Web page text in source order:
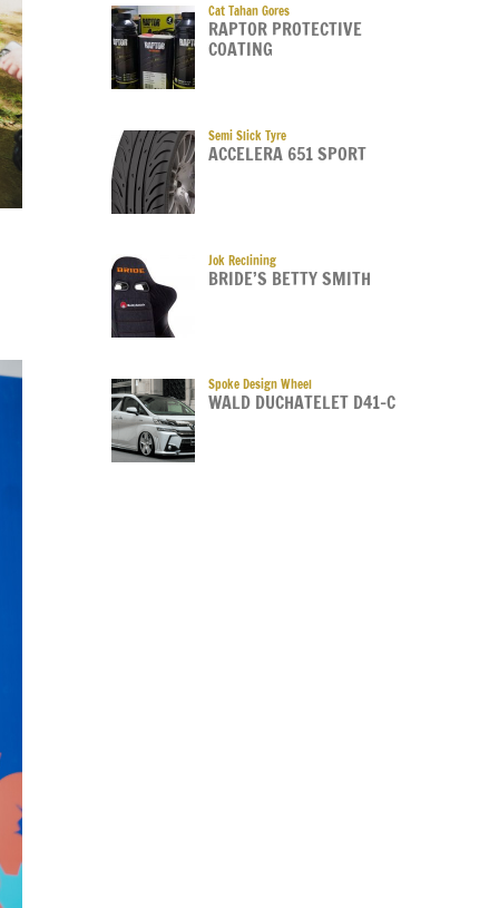
Cat Tahan Gores
RAPTOR PROTECTIVE
COATING
Semi Slick Tyre
ACCELERA 651 SPORT
Jok Reclining
BRIDE’S BETTY SMITH
Spoke Design Wheel
WALD DUCHATELET D41-C